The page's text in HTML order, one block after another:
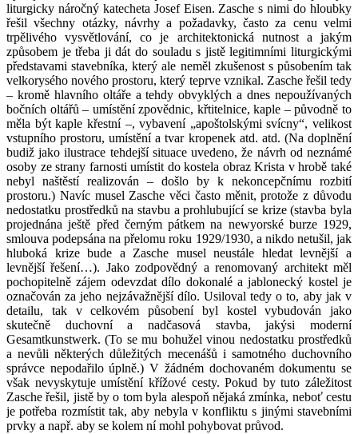
liturgicky náročný katecheta Josef Eisen. Zasche s nimi do hloubky
řešil všechny otázky, návrhy a požadavky, často za cenu velmi
trpělivého vysvětlování, co je architektonická nutnost a jakým
způsobem je třeba ji dát do souladu s jistě legitimními liturgickými
představami stavebníka, který ale neměl zkušenost s působením tak
velkorysého nového prostoru, který teprve vznikal. Zasche řešil tedy
– kromě hlavního oltáře a tehdy obvyklých a dnes nepoužívaných
bočních oltářů – umístění zpovědnic, křtitelnice, kaple – původně to
měla být kaple křestní –, vybavení „apoštolskými svícny“, velikost
vstupního prostoru, umístění a tvar kropenek atd. atd. (Na doplnění
budiž jako ilustrace tehdejší situace uvedeno, že návrh od neznámé
osoby ze strany farnosti umístit do kostela obraz Krista v hrobě také
nebyl naštěstí realizován – došlo by k nekoncepčnímu rozbití
prostoru.) Navíc musel Zasche věci často měnit, protože z důvodu
nedostatku prostředků na stavbu a prohlubující se krize (stavba byla
projednána ještě před černým pátkem na newyorské burze 1929,
smlouva podepsána na přelomu roku 1929/1930, a nikdo netušil, jak
hluboká krize bude a Zasche musel neustále hledat levnější a
levnější řešení…). Jako zodpovědný a renomovaný architekt měl
pochopitelně zájem odevzdat dílo dokonalé a jablonecký kostel je
označován za jeho nejzávažnější dílo. Usiloval tedy o to, aby jak v
detailu, tak v celkovém působení byl kostel vybudován jako
skutečně duchovní a nadčasová stavba, jakýsi moderní
Gesamtkunstwerk. (To se mu bohužel vinou nedostatku prostředků
a nevůli některých důležitých mecenášů i samotného duchovního
správce nepodařilo úplně.) V žádném dochovaném dokumentu se
však nevyskytuje umístění křížové cesty. Pokud by tuto záležitost
Zasche řešil, jistě by o tom byla alespoň nějaká zmínka, neboť cestu
je potřeba rozmístit tak, aby nebyla v konfliktu s jinými stavebními
prvky a např. aby se kolem ní mohl pohybovat průvod.